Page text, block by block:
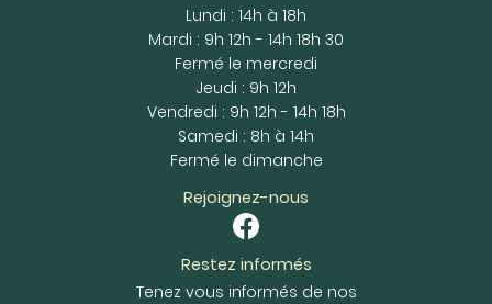
Lundi : 14h à 18h
Mardi : 9h 12h - 14h 18h 30
Fermé le mercredi
Jeudi : 9h 12h
Vendredi : 9h 12h - 14h 18h
Samedi : 8h à 14h
Fermé le dimanche
Rejoignez-nous
Restez informés
Tenez vous informés de nos